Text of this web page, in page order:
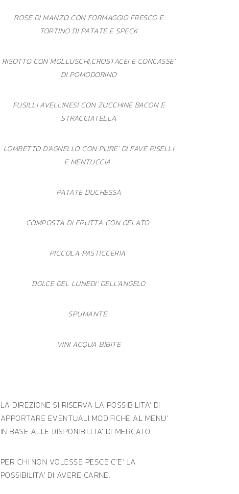
ROSE DI MANZO CON FORMAGGIO FRESCO E
TORTINO DI PATATE E SPECK
RISOTTO CON MOLLUSCHI,CROSTACEI E CONCASSE’
DI POMODORINO
FUSILLI AVELLINESI CON ZUCCHINE BACON E
STRACCIATELLA
LOMBETTO D’AGNELLO CON PURE’ DI FAVE PISELLI
E MENTUCCIA
PATATE DUCHESSA
COMPOSTA DI FRUTTA CON GELATO
PICCOLA PASTICCERIA
DOLCE DEL LUNEDI’ DELL’ANGELO
SPUMANTE
VINI ACQUA BIBITE
LA DIREZIONE SI RISERVA LA POSSIBILITA’ DI
APPORTARE EVENTUALI MODIFICHE AL MENU’
IN BASE ALLE DISPONIBILITA’ DI MERCATO.
PER CHI NON VOLESSE PESCE C’E’ LA
POSSIBILITA’ DI AVERE CARNE.